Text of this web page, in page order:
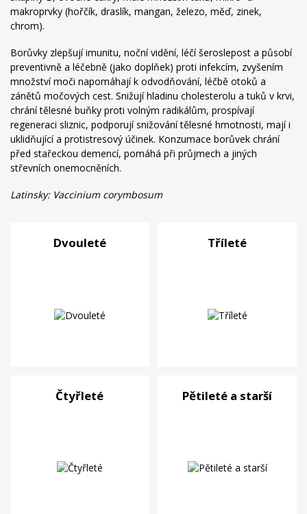
makroprvky (hořčík, draslík, mangan, železo, měď, zinek,
chrom).
Borůvky zlepšují imunitu, noční vidění, léčí šeroslepost a působí
preventivně a léčebně (jako doplňek) proti infekcím, zvyšením
množství moči napomáhají k odvodňování, léčbě otoků a
zánětů močových cest. Snižují hladinu cholesterolu a tuků v krvi,
chrání tělesné buňky proti volným radikálům, prospívají
regeneraci sliznic, podporují snižování tělesné hmotnosti, mají i
uklidňující a protistresový účinek. Konzumace borůvek chrání
před stařeckou demencí, pomáhá při průjmech a jiných
střevních onemocněních.
Latinsky: Vaccinium corymbosum
Dvouleté Tříleté
Čtyřleté Pětileté a starší